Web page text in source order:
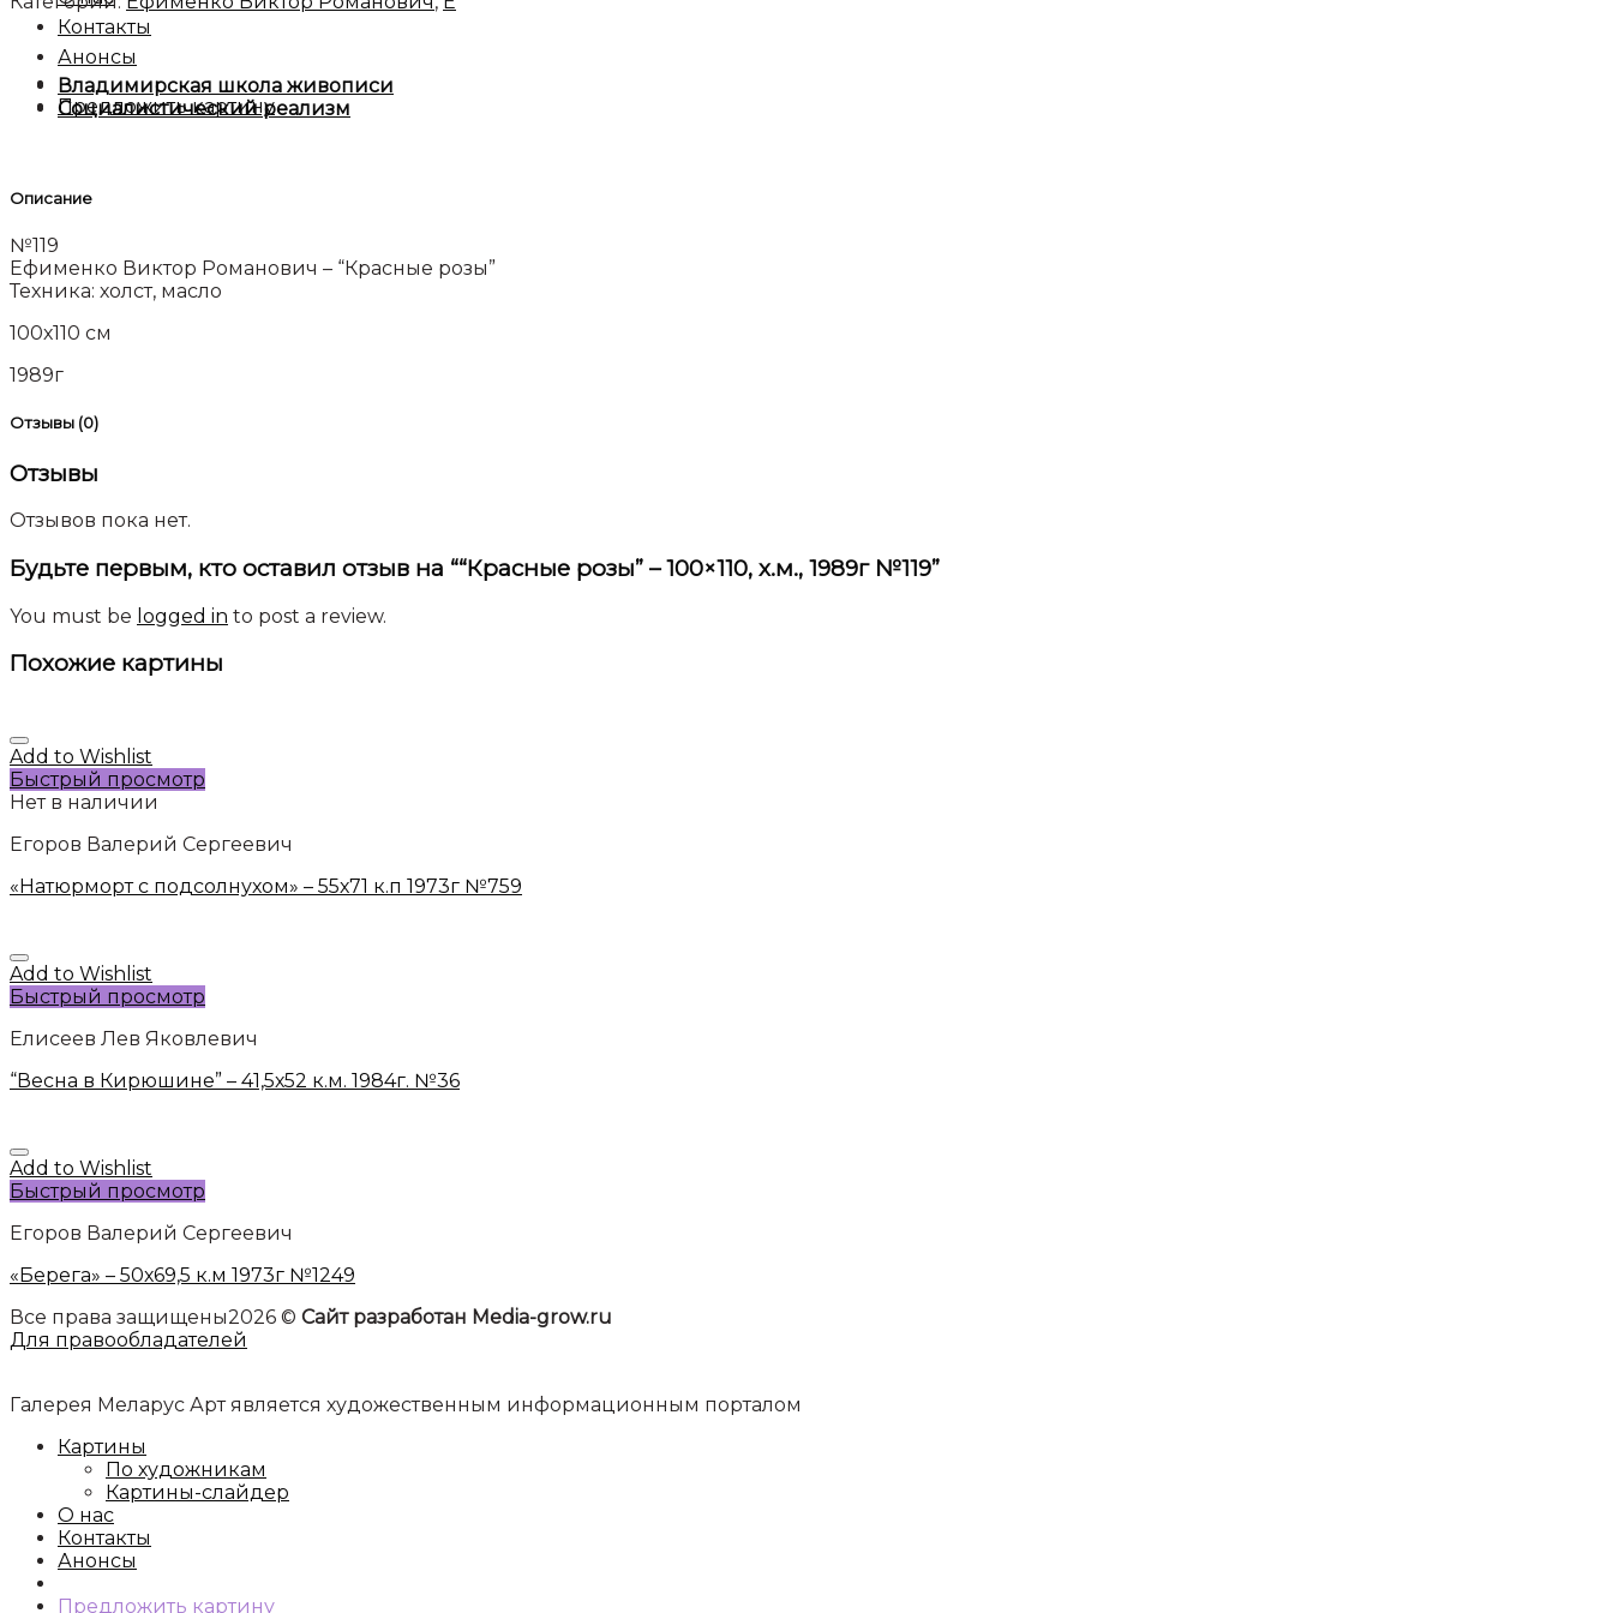
Контакты
Анонсы
Предложить картину
Владимирская школа живописи
Социалистический реализм
Описание
№119
Ефименко Виктор Романович – “Красные розы”
Техника: холст, масло
100х110 см
1989г
Отзывы (0)
Отзывы
Отзывов пока нет.
Будьте первым, кто оставил отзыв на ““Красные розы” – 100×110, х.м., 1989г №119”
You must be logged in to post a review.
Похожие картины
Add to Wishlist
Быстрый просмотр
Нет в наличии
Егоров Валерий Сергеевич
«Натюрморт с подсолнухом» – 55х71 к.п 1973г №759
Add to Wishlist
Быстрый просмотр
Елисеев Лев Яковлевич
“Весна в Кирюшине” – 41,5х52 к.м. 1984г. №36
Add to Wishlist
Быстрый просмотр
Егоров Валерий Сергеевич
«Берега» – 50х69,5 к.м 1973г №1249
Все права защищены2026 © Сайт разработан Media-grow.ru
Для правообладателей
Галерея Меларус Арт является художественным информационным порталом
Картины
По художникам
Картины-слайдер
О нас
Контакты
Анонсы
Предложить картину